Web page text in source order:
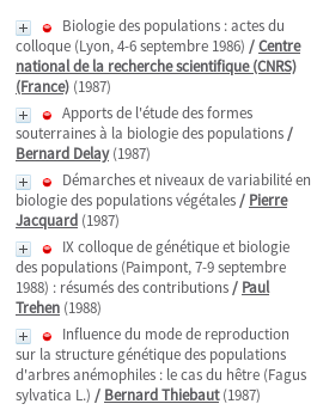
Biologie des populations : actes du
colloque (Lyon, 4-6 septembre 1986) /Centre
national de la recherche scientifique (CNRS)
(France) (1987)
Apports de l'étude des formes
souterraines à la biologie des populations/
Bernard Delay(1987)
Démarches et niveaux de variabilité en
biologie des populations végétales/ Pierre
Jacquard (1987)
IX colloque de génétique et biologie
des populations (Paimpont, 7-9 septembre
1988) : résumés des contributions/ Paul
Trehen (1988)
Influence du mode de reproduction
sur la structure génétique des populations
d'arbres anémophiles : le cas du hêtre (Fagus
sylvatica L.) / Bernard Thiebaut(1987)